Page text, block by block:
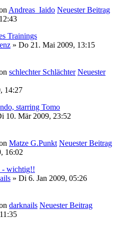
Andreas_Iaido Neuester Beitrag
Trainings
» Do 21. Mai 2009, 13:15
schlechter Schlächter Neuester
14:27
starring Tomo
10. Mär 2009, 23:52
Matze G.Punkt Neuester Beitrag
16:02
- wichtig!!
» Di 6. Jan 2009, 05:26
darknails Neuester Beitrag